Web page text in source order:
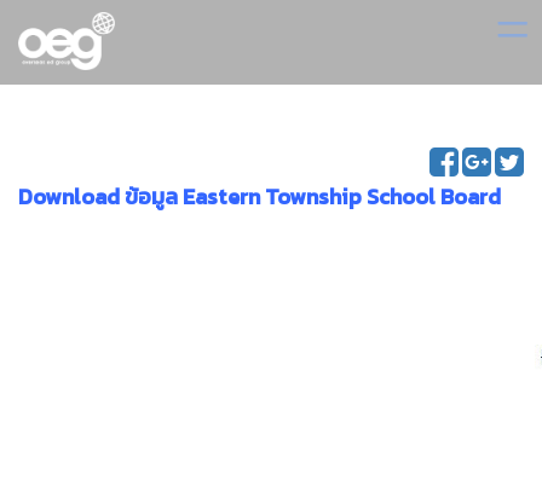
=
Download ข้อมูล Eastern Township School Board